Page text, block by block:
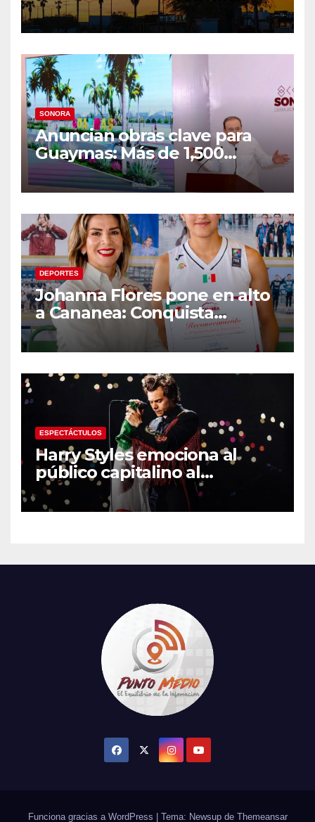
semana lluviosa y
temperaturas de hasta 34°C
SONORA
Anuncian obras clave para
Guaymas: Más de 1,500
viviendas, modernización del
malecón y nuevo hospital del
DEPORTES
Johanna Flores pone en alto
a Cananea: Conquista
medalla de plata con la
Selección Mexicana Sub-20
Centroamericanos
ESPECTÁCTULOS
Harry Styles emociona al
público capitalino al
interpretar “Cielito Lindo” en
su tercer concierto en la
Funciona gracias a WordPress Tema: Newsup de Themeansar